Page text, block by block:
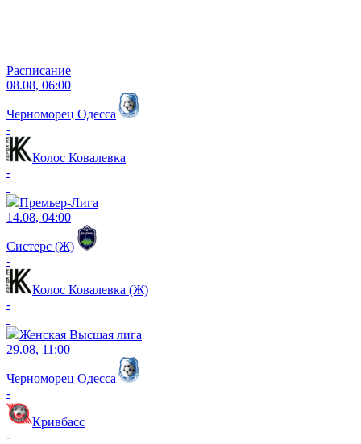
Расписание
08.08, 06:00
Черноморец Одесса
-
Колос Ковалевка
-
Премьер-Лига
14.08, 04:00
Систерс (Ж)
-
Колос Ковалевка (Ж)
-
Женская Высшая лига
29.08, 11:00
Черноморец Одесса
-
Кривбасс
-